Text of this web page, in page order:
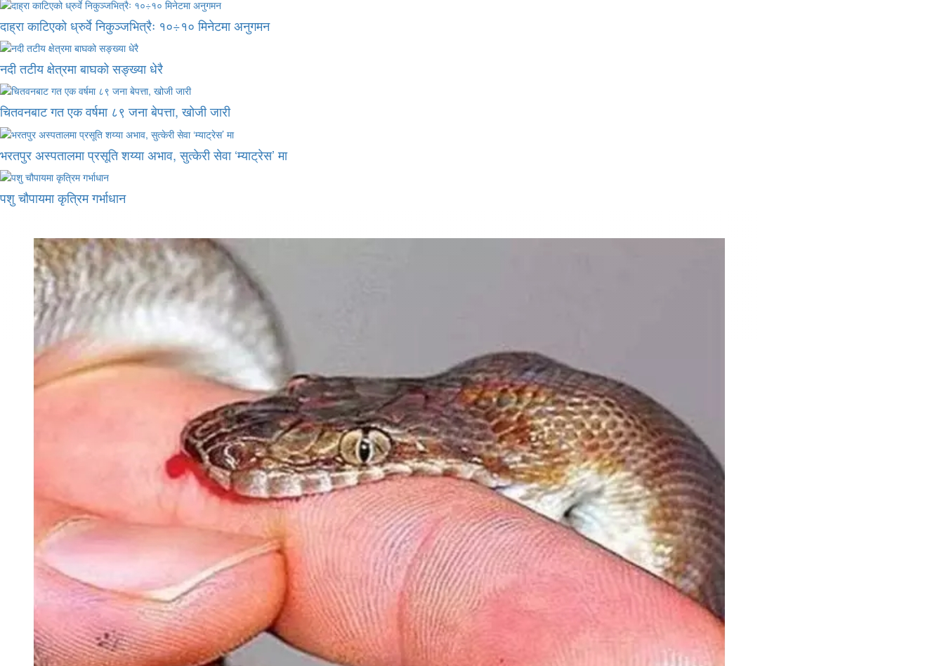
दाह्रा काटिएको ध्रुर्वे निकुञ्जभित्रैः १०÷१० मिनेटमा अनुगमन
नदी तटीय क्षेत्रमा बाघको सङ्ख्या धेरै
चितवनबाट गत एक वर्षमा ८९ जना बेपत्ता, खोजी जारी
भरतपुर अस्पतालमा प्रसूति शय्या अभाव, सुत्केरी सेवा ‘म्याट्रेस’ मा
पशु चौपायमा कृत्रिम गर्भाधान